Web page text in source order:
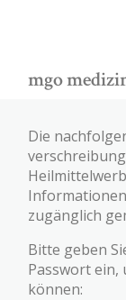
mgo
Die
zugänglich
Bitte geben
Passwort ein,
können: